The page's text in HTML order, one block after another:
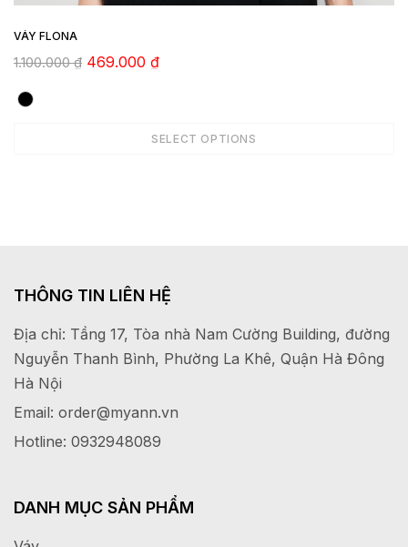
VÁY FLONA
1.100.000₫ 469.000 ₫
SELECT OPTIONS
THÔNG TIN LIÊN HỆ
Địa chỉ: Tầng 17, Tòa nhà Nam Cường Building, đường
Nguyễn Thanh Bình, Phường La Khê, Quận Hà Đông
Hà Nội
Email: order@myann.vn
Hotline: 0932948089
DANH MỤC SẢN PHẨM